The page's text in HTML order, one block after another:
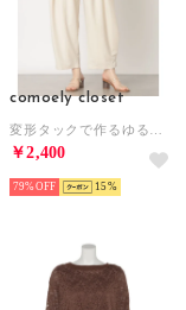
comoely closet
￥2,400
79% 15